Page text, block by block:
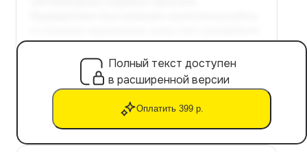
Полный текст доступен
в расширенной версии
Оплатить 399 р.